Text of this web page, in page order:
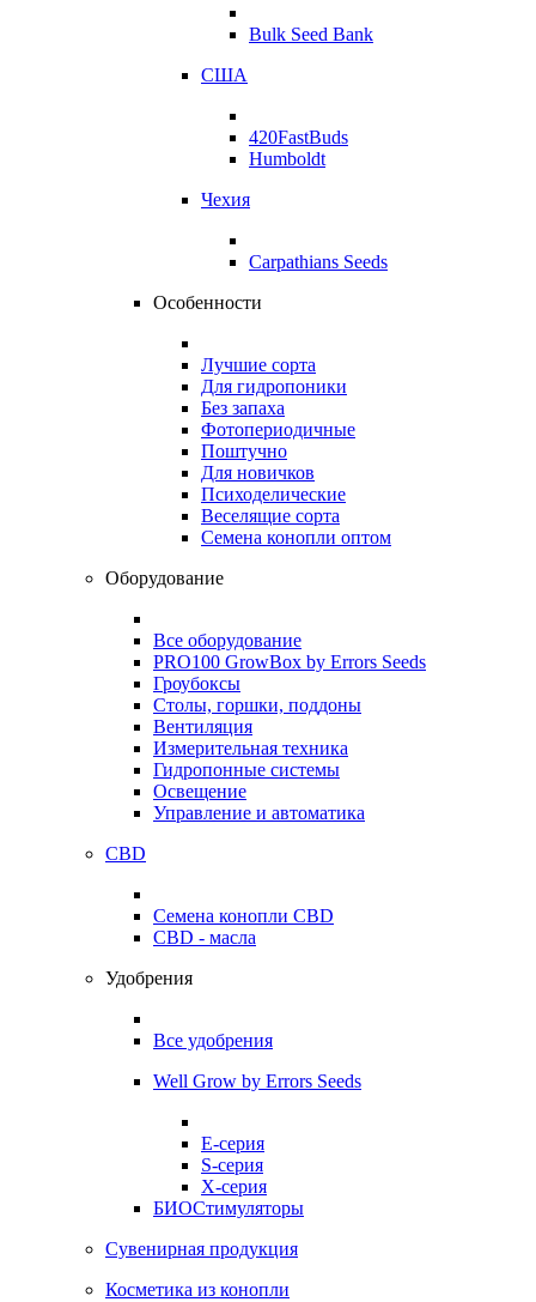
Bulk Seed Bank
США
420FastBuds
Humboldt
Чехия
Carpathians Seeds
Особенности
Лучшие сорта
Для гидропоники
Без запаха
Фотопериодичные
Поштучно
Для новичков
Психоделические
Веселящие сорта
Семена конопли оптом
Оборудование
Все оборудование
PRO100 GrowBox by Errors Seeds
Гроубоксы
Столы, горшки, поддоны
Вентиляция
Измерительная техника
Гидропонные системы
Освещение
Управление и автоматика
CBD
Семена конопли CBD
CBD - масла
Удобрения
Все удобрения
Well Grow by Errors Seeds
E-серия
S-серия
X-серия
БИОСтимуляторы
Сувенирная продукция
Косметика из конопли